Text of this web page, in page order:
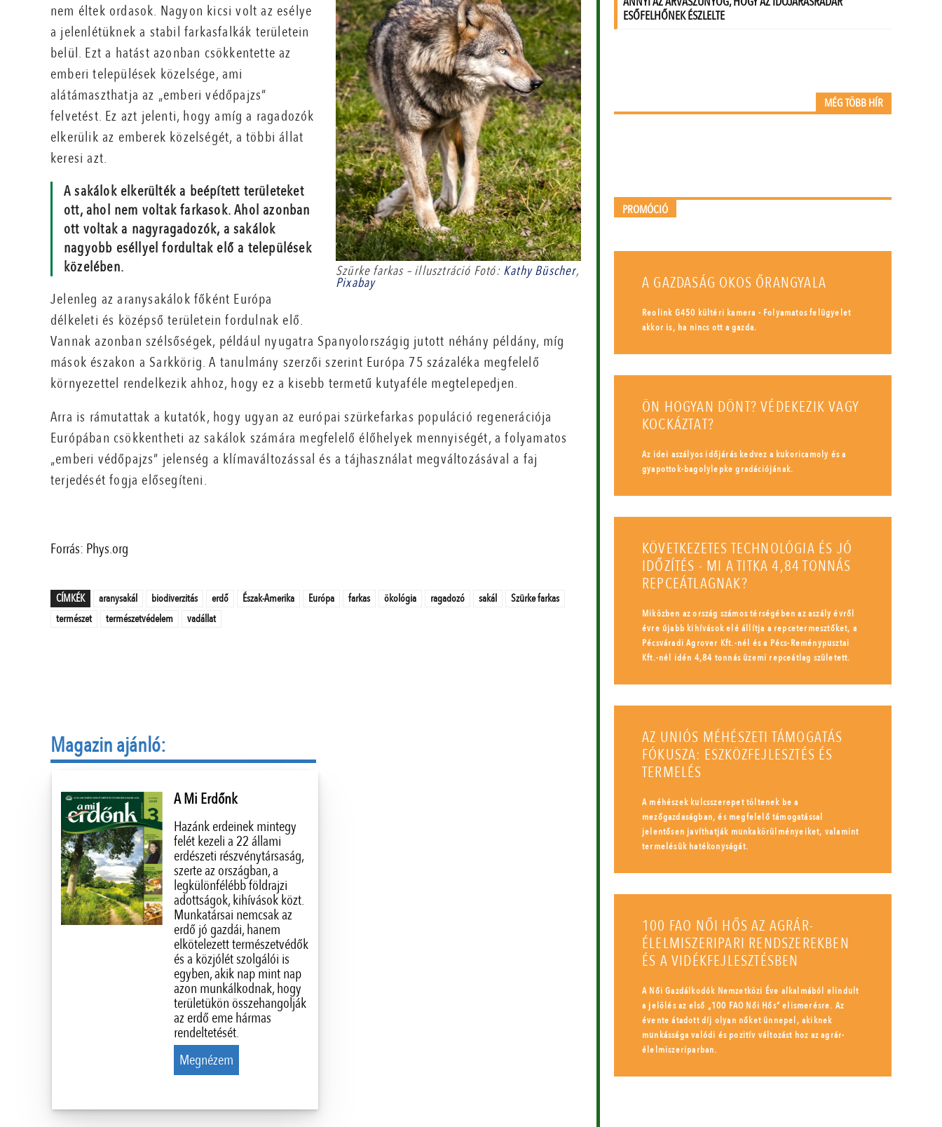
Szürke farkas – illusztráció Fotó: Kathy Büscher,
Pixabay
nem éltek ordasok. Nagyon kicsi volt az esélye
a jelenlétüknek a stabil farkasfalkák területein
belül. Ezt a hatást azonban csökkentette az
emberi települések közelsége, ami
alátámaszthatja az „emberi védőpajzs”
felvetést. Ez azt jelenti, hogy amíg a ragadozók
elkerülik az emberek közelségét, a többi állat
keresi azt.
A sakálok elkerülték a beépített területeket
ott, ahol nem voltak farkasok. Ahol azonban
ott voltak a nagyragadozók, a sakálok
nagyobb eséllyel fordultak elő a települések
közelében.
Jelenleg az aranysakálok főként Európa
délkeleti és középső területein fordulnak elő.
Vannak azonban szélsőségek, például nyugatra Spanyolországig jutott néhány példány, míg
mások északon a Sarkkörig. A tanulmány szerzői szerint Európa 75 százaléka megfelelő
környezettel rendelkezik ahhoz, hogy ez a kisebb termetű kutyaféle megtelepedjen.
Arra is rámutattak a kutatók, hogy ugyan az európai szürkefarkas populáció regenerációja
Európában csökkentheti az sakálok számára megfelelő élőhelyek mennyiségét, a folyamatos
„emberi védőpajzs” jelenség a klímaváltozással és a tájhasználat megváltozásával a faj
terjedését fogja elősegíteni.
Forrás: Phys.org
CÍMKÉK aranysakál biodiverzitás erdő Észak-Amerika Európa farkas ökológia ragadozó sakál
Szürke farkas
természet
természetvédelem vadállat
Magazin ajánló:
A Mi Erdőnk
Hazánk erdeinek mintegy
felét kezeli a 22 állami
erdészeti részvénytársaság,
szerte az országban, a
legkülönfélébb földrajzi
adottságok, kihívások közt.
Munkatársai nemcsak az
erdő jó gazdái, hanem
elkötelezett természetvédők
és a közjólét szolgálói is
egyben, akik nap mint nap
azon munkálkodnak, hogy
területükön összehangolják
az erdő eme hármas
rendeltetését.
Megnézem
MÉG TÖBB HÍR
PROMÓCIÓ
A GAZDASÁG OKOS ŐRANGYALA
Reolink G450 kültéri kamera - Folyamatos felügyelet
akkor is, ha nincs ott a gazda.
ÖN HOGYAN DÖNT? VÉDEKEZIK VAGY
KOCKÁZTAT?
Az idei aszályos időjárás kedvez a kukoricamoly és a
gyapottok-bagolylepke gradációjának.
KÖVETKEZETES TECHNOLÓGIA ÉS JÓ
IDŐZÍTÉS - MI A TITKA 4,84 TONNÁS
REPCEÁTLAGNAK?
Miközben az ország számos térségében az aszály évről
évre újabb kihívások elé állítja a repcetermesztőket, a
Pécsváradi Agrover Kft.-nél és a Pécs-Reménypusztai
Kft.-nél idén 4,84 tonnás üzemi repceátlag született.
AZ UNIÓS MÉHÉSZETI TÁMOGATÁS
FÓKUSZA: ESZKÖZFEJLESZTÉS ÉS
TERMELÉS
A méhészek kulcsszerepet töltenek be a
mezőgazdaságban, és megfelelő támogatással
jelentősen javíthatják munkakörülményeiket, valamint
termelésük hatékonyságát.
100 FAO NŐI HŐS AZ AGRÁR-
ÉLELMISZERIPARI RENDSZEREKBEN
ÉS A VIDÉKFEJLESZTÉSBEN
A Női Gazdálkodók Nemzetközi Éve alkalmából elindult
a jelölés az első „100 FAO Női Hős” elismerésre. Az
évente átadott díj olyan nőket ünnepel, akiknek
munkássága valódi és pozitív változást hoz az agrár-
élelmiszeriparban.